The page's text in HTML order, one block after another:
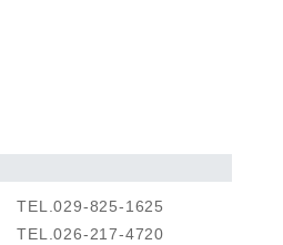
TEL.029-825-1625
TEL.026-217-4720